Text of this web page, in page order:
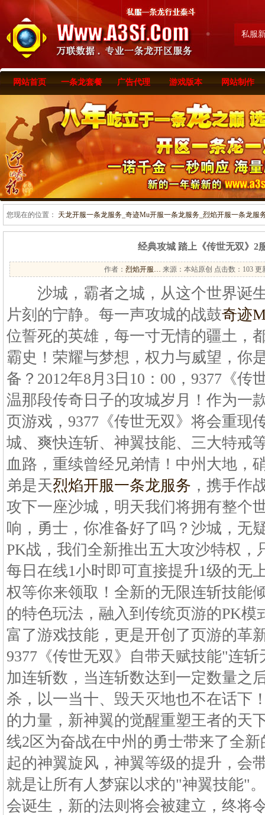
私服
网站首页 一条龙套餐 广告代理 游戏版本 网站制作
您现在的位置： 天龙开服一条龙服务_奇迹Mu开服一条龙服务_烈焰开服一条龙服
经典攻城 踏上《传世无双》2
作者： 烈焰开服… 来源：本站原创 点击数： 103 更
沙城，霸者之城，从这个世界诞
片刻的宁静。每一声攻城的战鼓奇迹
位誓死的英雄，每一寸无情的疆土，
霸史！荣耀与梦想，权力与威望，你
备？2012年8月3日10：00，9377《传
温那段传奇日子的攻城岁月！作为一
页游戏，9377《传世无双》将会重现
城、爽快连斩、神翼技能、三大特戒
血路，重续曾经兄弟情！中州大地，
弟是天烈焰开服一条龙服务 ，携手作
攻下一座沙城，明天我们将拥有整个
响，勇士，你准备好了吗？沙城，无
PK战，我们全新推出五大攻沙特权，
每日在线1小时即可直接提升1级的无
权等你来领取！全新的无限连斩技能
的特色玩法，融入到传统页游的PK模
富了游戏技能，更是开创了页游的革
9377《传世无双》自带天赋技能"连
加连斩数，当连斩数达到一定数量之
杀，以一当十、毁天灭地也不在话下
的力量，新神翼的觉醒重塑王者的天
线2区为奋战在中州的勇士带来了全
起的神翼旋风，神翼等级的提升，会
就是让所有人梦寐以求的"神翼技能"
会诞生，新的法则将会被建立，终将